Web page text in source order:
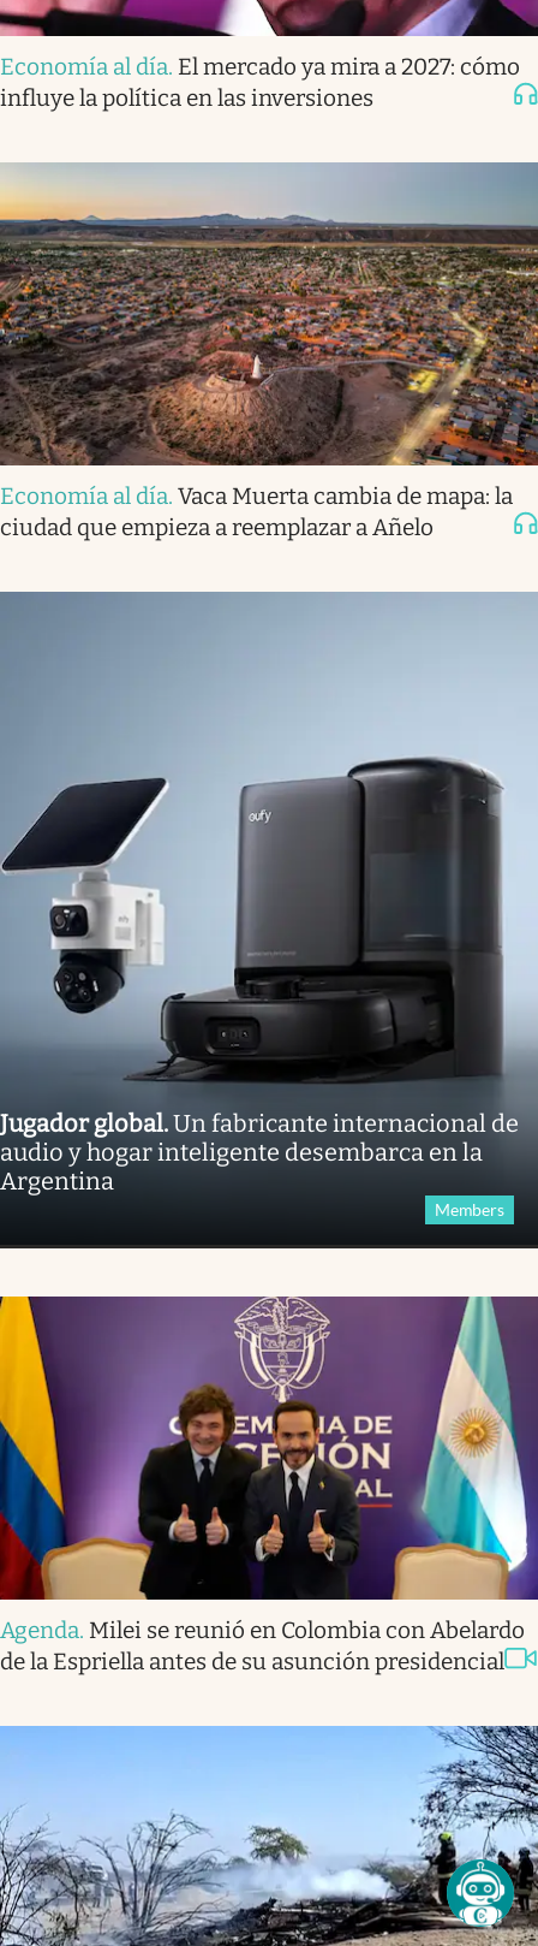
Economía al día. El mercado ya mira a 2027: cómo
influye la política en las inversiones
Economía al día. Vaca Muerta cambia de mapa: la
ciudad que empieza a reemplazar a Añelo
Jugador global.Un fabricante internacional de
audio y hogar inteligente desembarca en la
Argentina
Members
Agenda. Milei se reunió en Colombia con Abelardo
de la Espriella antes de su asunción presidencial